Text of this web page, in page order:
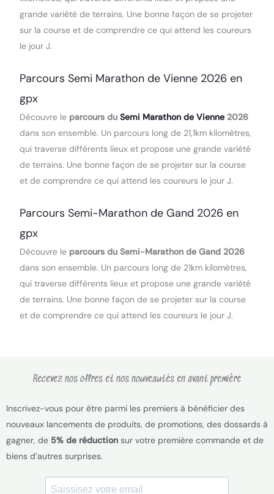
grande variété de terrains. Une bonne façon de se projeter
sur la course et de comprendre ce qui attend les coureurs
le jour J.
Parcours Semi Marathon de Vienne 2026 en
gpx
Découvre le parcours du Semi Marathon de Vienne2026
dans son ensemble. Un parcours long de 21,1km kilomètres,
qui traverse différents lieux et propose une grande variété
de terrains. Une bonne façon de se projeter sur la course
et de comprendre ce qui attend les coureurs le jour J.
Parcours Semi-Marathon de Gand 2026 en
gpx
Découvre le parcours du Semi-Marathon de Gand 2026
dans son ensemble. Un parcours long de 21km kilomètres,
qui traverse différents lieux et propose une grande variété
de terrains. Une bonne façon de se projeter sur la course
et de comprendre ce qui attend les coureurs le jour J.
Recevez nos offres et nos nouveautés en avant première
Inscrivez-vous pour être parmi les premiers à bénéficier des
nouveaux lancements de produits, de promotions, des dossards à
gagner, de 5% de réduction sur votre première commande et de
biens d’autres surprises.